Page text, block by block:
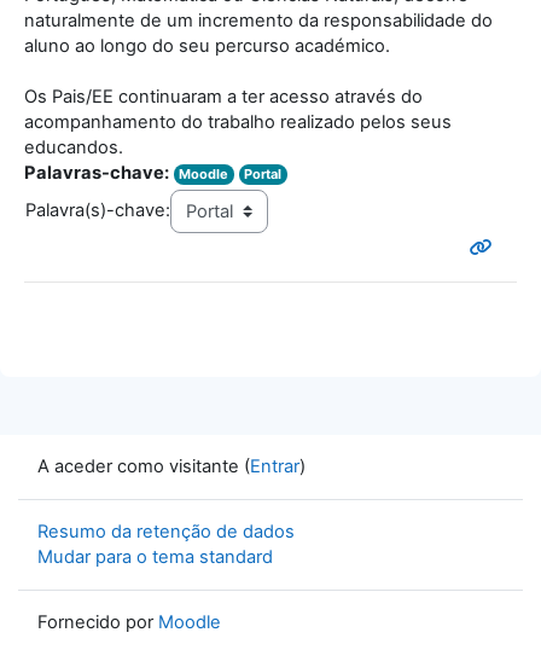
naturalmente de um incremento da responsabilidade do
aluno ao longo do seu percurso académico.
Os Pais/EE continuaram a ter acesso através do
acompanhamento do trabalho realizado pelos seus
educandos.
Palavras-chave: Moodle Portal
Palavra(s)-chave:
A aceder como visitante (Entrar)
Resumo da retenção de dados
Mudar para o tema standard
Fornecido por Moodle